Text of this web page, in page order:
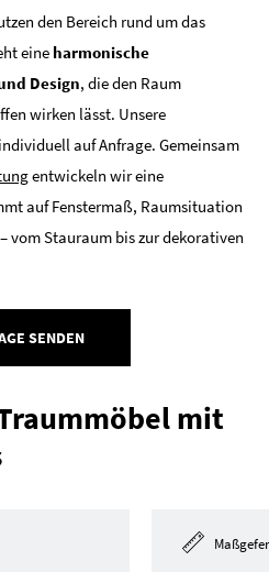
den Bereich rund um das
eine harmonische
Design, die den Raum
wirken lässt. Unsere
auf Anfrage. Gemeinsam
entwickeln wir eine
auf Fenstermaß, Raumsituation
vom Stauraum bis zur dekorativen
SENDEN
mit